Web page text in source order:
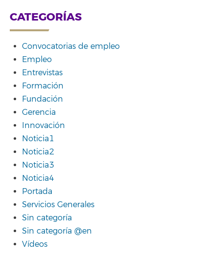
CATEGORÍAS
Convocatorias de empleo
Empleo
Entrevistas
Formación
Fundación
Gerencia
Innovación
Noticia1
Noticia2
Noticia3
Noticia4
Portada
Servicios Generales
Sin categoría
Sin categoría @en
Vídeos